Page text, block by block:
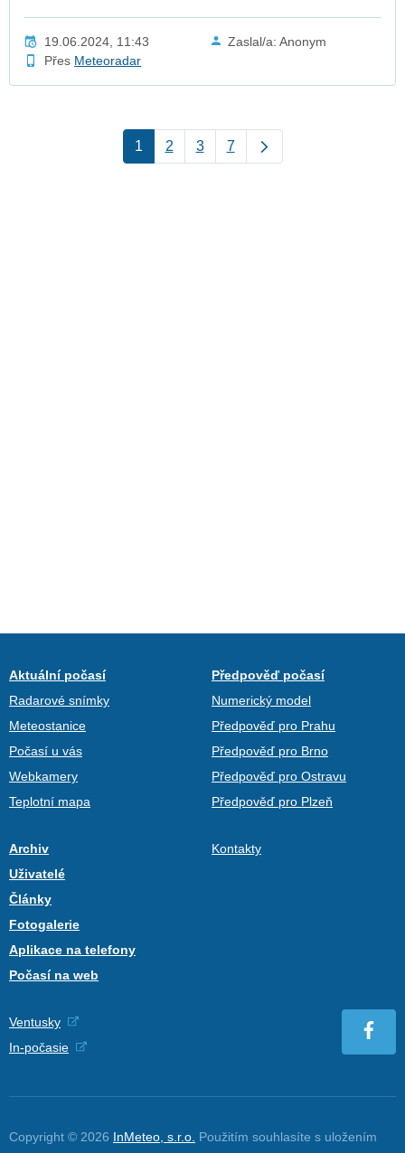
19.06.2024, 11:43
Zaslal/a: Anonym
Přes Meteoradar
1 2 3 7
Aktuální počasí
Radarové snímky
Meteostanice
Počasí u vás
Webkamery
Teplotní mapa
Předpověď počasí
Numerický model
Předpověď pro Prahu
Předpověď pro Brno
Předpověď pro Ostravu
Předpověď pro Plzeň
Archiv
Uživatelé
Články
Fotogalerie
Aplikace na telefony
Počasí na web
Kontakty
Ventusky
In-počasie
Copyright © 2026 InMeteo, s.r.o. Použitím souhlasíte s uložením